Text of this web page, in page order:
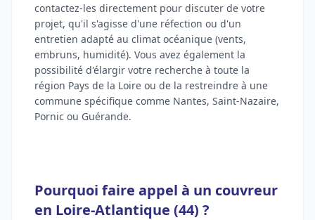
contactez-les directement pour discuter de votre
projet, qu'il s'agisse d'une réfection ou d'un
entretien adapté au climat océanique (vents,
embruns, humidité). Vous avez également la
possibilité d'élargir votre recherche à toute la
région Pays de la Loire ou de la restreindre à une
commune spécifique comme Nantes, Saint-Nazaire,
Pornic ou Guérande.
Pourquoi faire appel à un couvreur
en Loire-Atlantique (44) ?